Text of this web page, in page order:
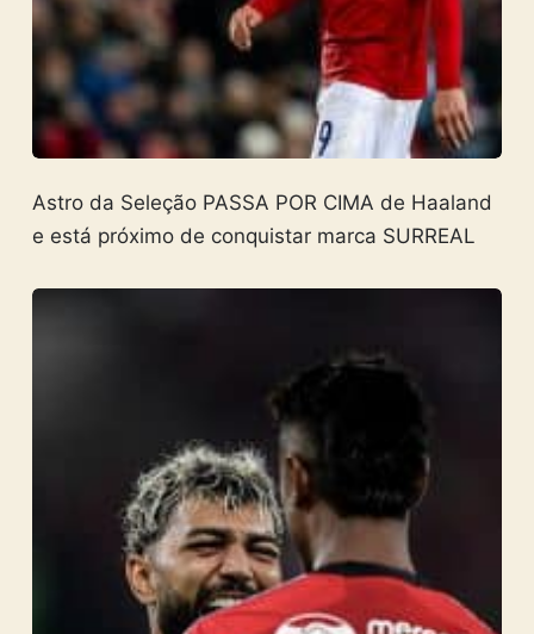
Astro da Seleção PASSA POR CIMA de Haaland
e está próximo de conquistar marca SURREAL